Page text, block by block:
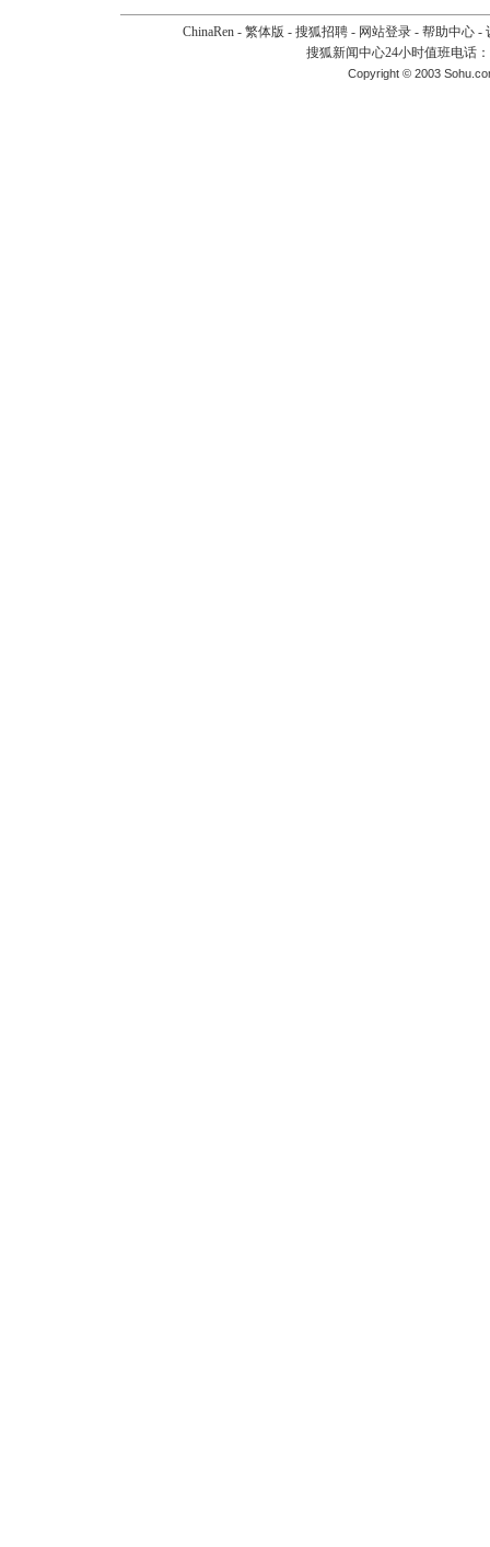
ChinaRen - 繁体版 - 搜狐招聘 - 网站登录 - 帮助中心 -
搜狐新闻中心24小时值班电话
Copyright © 2003